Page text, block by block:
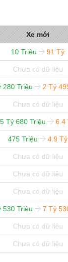
Xe mới
10 Triệu 91 Tỷ
Chưa có dữ liệu
280 Triệu 2 Tỷ
Chưa có dữ liệu
5 Tỷ 680 Triệu 6.4
475 Triệu 4.9 Tỷ
Chưa có dữ liệu
Chưa có dữ liệu
Chưa có dữ liệu
530 Triệu 7 Tỷ
Chưa có dữ liệu
Chưa có dữ liệu